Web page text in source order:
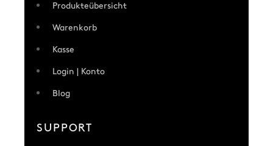
Produkteübersicht
Warenkorb
Kasse
Login | Konto
Blog
SUPPORT